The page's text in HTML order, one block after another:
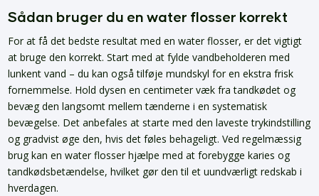
Sådan bruger du en water flosser korrekt
For at få det bedste resultat med en water flosser, er det vigtigt
at bruge den korrekt. Start med at fylde vandbeholderen med
lunkent vand – du kan også tilføje mundskyl for en ekstra frisk
fornemmelse. Hold dysen en centimeter væk fra tandkødet og
bevæg den langsomt mellem tænderne i en systematisk
bevægelse. Det anbefales at starte med den laveste trykindstilling
og gradvist øge den, hvis det føles behageligt. Ved regelmæssig
brug kan en water flosser hjælpe med at forebygge karies og
tandkødsbetændelse, hvilket gør den til et uundværligt redskab i
hverdagen.